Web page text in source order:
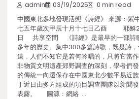
admin 03/19/2025 0 min read
中國東北多地發現活態《詩經》 來源：紫
七五年歲次甲辰十月十七日乙酉 耶穌
日 共享空間 《詩經》是最早的一部詩
多年的歷史。集中300多篇詩歌，既是詩
遠，人們不知它是若何吟唱的，只將它當
非物質文明遺產郊野調查的深刻，學者們
的傳統一向還保存在中國東北少數平易近
于近日由多方組成的項目調查團隊以新聞
表露。 圖源：網絡 …